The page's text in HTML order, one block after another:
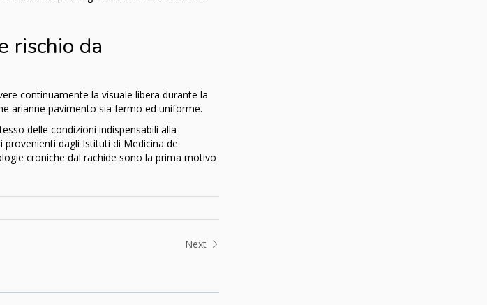
rischio da
continuamente la visuale libera durante la
arianne pavimento sia fermo ed uniforme.
delle condizioni indispensabili alla
dagli Istituti di Medicina de
croniche dal rachide sono la prima motivo
Next